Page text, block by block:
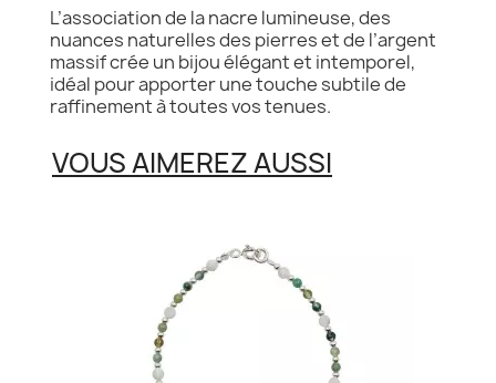
L’association de la nacre lumineuse, des
nuances naturelles des pierres et de l’argent
massif crée un bijou élégant et intemporel,
idéal pour apporter une touche subtile de
raffinement à toutes vos tenues.
VOUS AIMEREZ AUSSI